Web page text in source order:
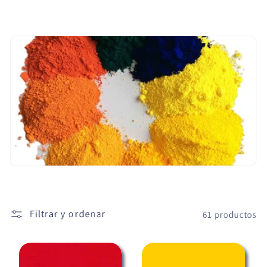
ó
n
:
Filtrar y ordenar 61 productos